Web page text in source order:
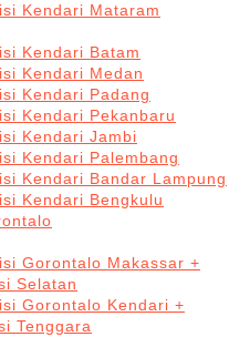
Kendari Mataram
Kendari Batam
Kendari Medan
Kendari Padang
Kendari Pekanbaru
Kendari Jambi
Kendari Palembang
Kendari Bandar Lampung
Kendari Bengkulu
Gorontalo Makassar +
Selatan
Gorontalo Kendari +
Tenggara